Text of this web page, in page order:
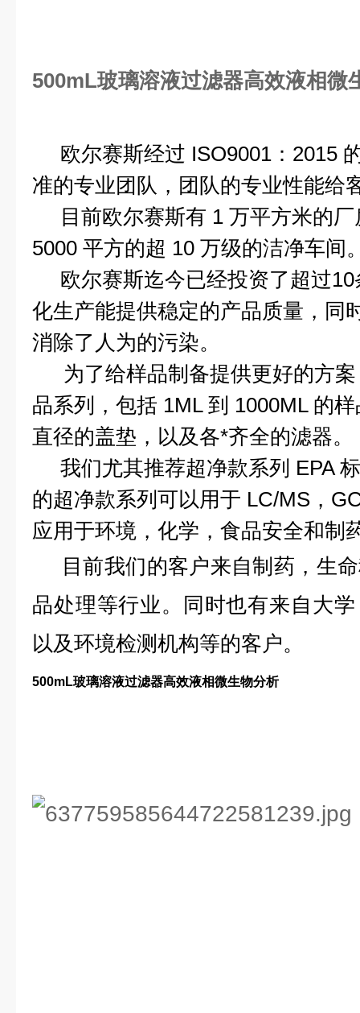
500mL玻璃溶液过滤器高效液相微
欧尔赛斯经过 ISO9001：2015
准的专业团队，团队的专业性能给
目前欧尔赛斯有 1 万平方米的厂
5000 平方的超 10 万级的洁净车间
欧尔赛斯迄今已经投资了超过10
化生产能提供稳定的产品质量，同
消除了人为的污染。
为了给样品制备提供更好的方
品系列，包括 1ML 到 1000ML 的
直径的盖垫，以及各*齐全的滤器。
我们尤其推荐超净款系列 EPA
的超净款系列可以用于 LC/MS，
应用于环境，化学，食品安全和制
目前我们的客户来自制药，生
品处理等行业。同时也有来自大
以及环境检测机构等的客户。
500mL玻璃溶液过滤器高效液相微生物分析